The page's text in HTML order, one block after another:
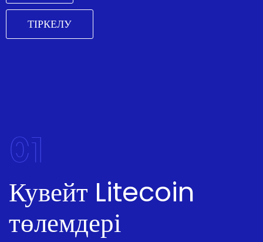
ТІРКЕЛУ
01
Кувейт Litecoin
төлемдері